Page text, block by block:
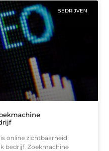
BEDRIJVEN
online zichtbaarheid
bedrijf. Zoekmachine